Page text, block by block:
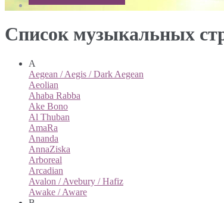
Список музыкальных
A
Aegean / Aegis / Dark Aegean
Aeolian
Ahaba Rabba
Ake Bono
Al Thuban
AmaRa
Ananda
AnnaZiska
Arboreal
Arcadian
Avalon / Avebury / Hafiz
Awake / Aware